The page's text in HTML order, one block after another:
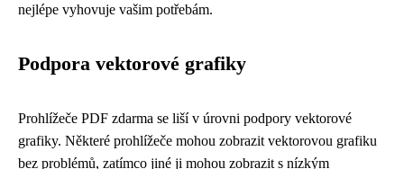
nejlépe vyhovuje vašim potřebám.
Podpora vektorové grafiky
Prohlížeče PDF zdarma se liší v úrovni podpory vektorové
grafiky. Některé prohlížeče mohou zobrazit vektorovou grafiku
bez problémů, zatímco jiné ji mohou zobrazit s nízkým